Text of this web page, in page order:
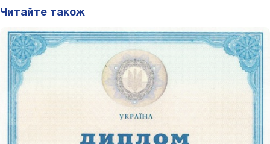
Читайте також